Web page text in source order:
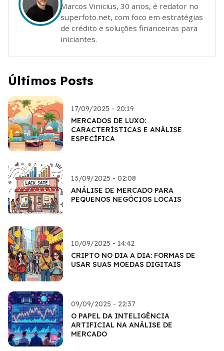
Marcos Vinicius, 30 anos, é redator no
superfoto.net, com foco em estratégias
de crédito e soluções financeiras para
iniciantes.
Últimos Posts
17/09/2025 - 20:19
MERCADOS DE LUXO:
CARACTERÍSTICAS E ANÁLISE
ESPECÍFICA
13/09/2025 - 02:08
ANÁLISE DE MERCADO PARA
PEQUENOS NEGÓCIOS LOCAIS
10/09/2025 - 14:42
CRIPTO NO DIA A DIA: FORMAS DE
USAR SUAS MOEDAS DIGITAIS
09/09/2025 - 22:37
O PAPEL DA INTELIGÊNCIA
ARTIFICIAL NA ANÁLISE DE
MERCADO